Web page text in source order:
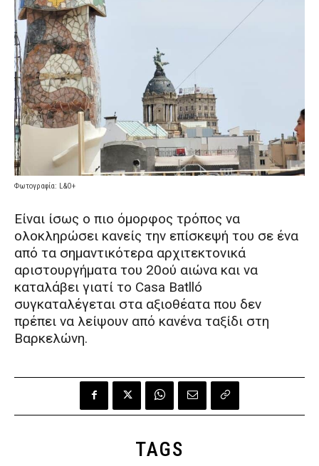
Φωτογραφία: L&O+
Είναι ίσως ο πιο όμορφος τρόπος να
ολοκληρώσει κανείς την επίσκεψή του σε ένα
από τα σημαντικότερα αρχιτεκτονικά
αριστουργήματα του 20ού αιώνα και να
καταλάβει γιατί το Casa Batlló
συγκαταλέγεται στα αξιοθέατα που δεν
πρέπει να λείψουν από κανένα ταξίδι στη
Βαρκελώνη.
TAGS